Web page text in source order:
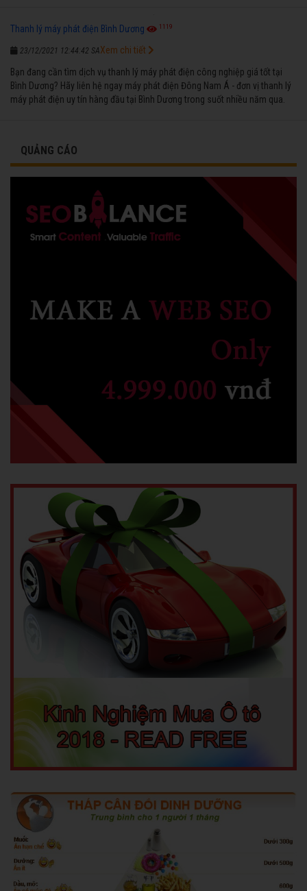
Thanh lý máy phát điện Bình Dương 1119
23/12/2021 12:44:42 SA
Bạn đang cần tìm dịch vụ thanh lý máy phát điện công nghiệp giá tốt tại
Bình Dương? Hãy liên hệ ngay máy phát điện Đông Nam Á - đơn vị thanh lý
máy phát điện uy tín hàng đầu tại Bình Dương trong suốt nhiều năm qua.
Xem chi tiết
QUẢNG CÁO